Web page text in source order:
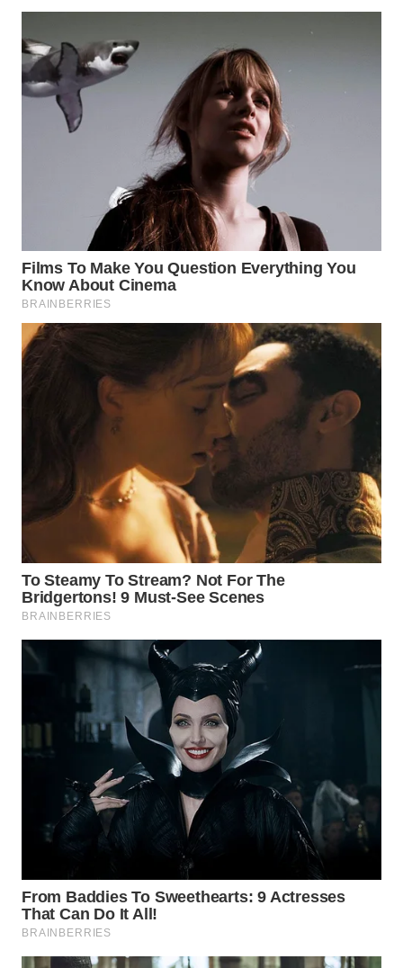
KARO
WN
SIMALUNGUN
LABUHANBATU
TAPANULI
TENGAH
WN DELI
SERDANG
PAKPAK
KARAWANG
WN
BEKASI
DEPOK
WN
TAPANULI
UTARA
WN
SAMOSIR
WN